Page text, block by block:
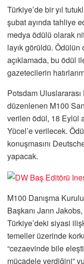
Türkiye’de bir yıl
şubat ayında tahliye
medya ödülü olarak
layık görüldü. Ödülün
açıklamada, bu ödül
gazetecilerin
Potsdam
düzenlenen M100
verilen ödül, 18 Eylül
Yücel’e verilecek.
konuşmasını
yapacak.
M100 Danışma
Başkanı Jann
Türkiye’deki siyasi
temeller üzerinde
“cezaevinde bile
mücadele verdiğini”